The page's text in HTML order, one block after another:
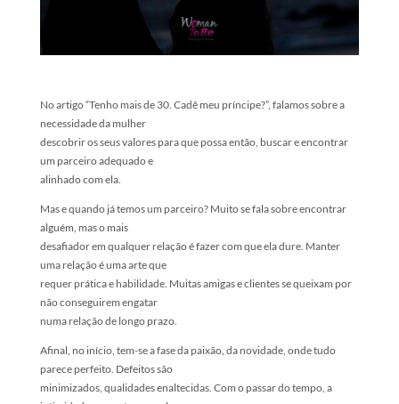
No artigo “Tenho mais de 30. Cadê meu príncipe?”, falamos sobre a
necessidade da mulher
descobrir os seus valores para que possa então, buscar e encontrar
um parceiro adequado e
alinhado com ela.
Mas e quando já temos um parceiro? Muito se fala sobre encontrar
alguém, mas o mais
desafiador em qualquer relação é fazer com que ela dure. Manter
uma relação é uma arte que
requer prática e habilidade. Muitas amigas e clientes se queixam por
não conseguirem engatar
numa relação de longo prazo.
Afinal, no início, tem-se a fase da paixão, da novidade, onde tudo
parece perfeito. Defeitos são
minimizados, qualidades enaltecidas. Com o passar do tempo, a